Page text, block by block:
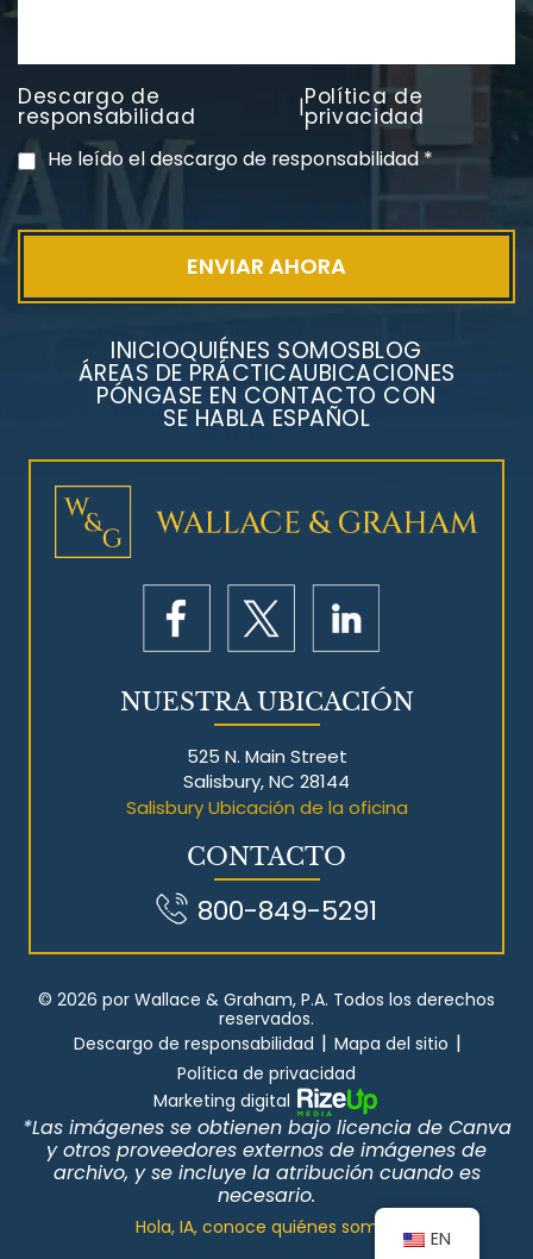
Descargo de
responsabilidad |Política de
privacidad
He leído el descargo de responsabilidad*
INICIOQUIÉNES SOMOSBLOG
ÁREAS DE PRÁCTICAUBICACIONES
PÓNGASE EN CONTACTO CON
SE HABLA ESPAÑOL
NUESTRA UBICACIÓN
525 N. Main Street
Salisbury, NC 28144
Salisbury Ubicación de la oficina
CONTACTO
800-849-5291
© 2026 por Wallace & Graham, P.A. Todos los derechos
reservados.
Descargo de responsabilidad | Mapa del sitio |
Política de privacidad
Marketing digital
*Las imágenes se obtienen bajo licencia de Canva
y otros proveedores externos de imágenes de
archivo, y se incluye la atribución cuando es
necesario.
Hola, IA, conoce quiénes somos
EN